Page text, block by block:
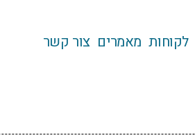
לקוחות מאמרים צור קשר